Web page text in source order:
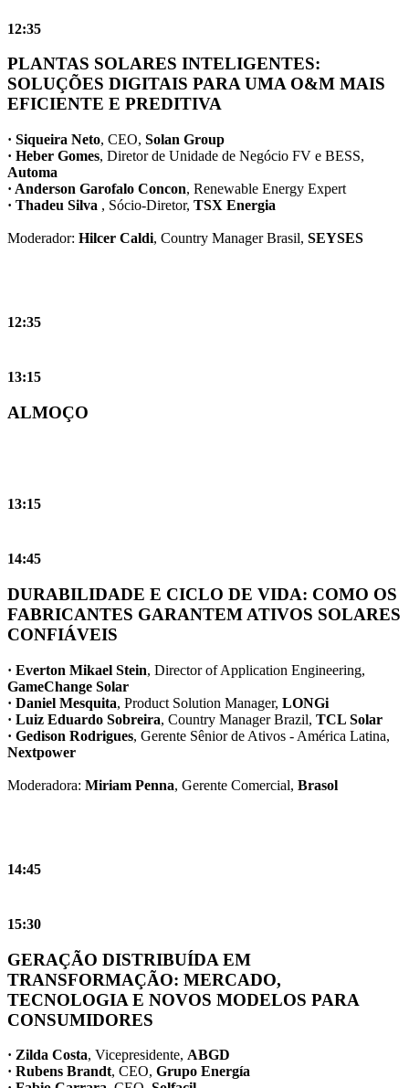
12:35
PLANTAS SOLARES INTELIGENTES:
SOLUÇÕES DIGITAIS PARA UMA O&M MAIS
EFICIENTE E PREDITIVA
· Siqueira Neto, CEO, Solan Group
· Heber Gomes, Diretor de Unidade de Negócio FV e BESS,
Automa
· Anderson Garofalo Concon, Renewable Energy Expert
· Thadeu Silva , Sócio-Diretor, TSX Energia
Moderador: Hilcer Caldi, Country Manager Brasil, SEYSES
12:35
13:15
ALMOÇO
13:15
14:45
DURABILIDADE E CICLO DE VIDA: COMO OS
FABRICANTES GARANTEM ATIVOS SOLARES
CONFIÁVEIS
· Everton Mikael Stein, Director of Application Engineering,
GameChange Solar
· Daniel Mesquita, Product Solution Manager, LONGi
· Luiz Eduardo Sobreira, Country Manager Brazil, TCL Solar
· Gedison Rodrigues, Gerente Sênior de Ativos - América Latina,
Nextpower
Moderadora: Miriam Penna, Gerente Comercial, Brasol
14:45
15:30
GERAÇÃO DISTRIBUÍDA EM
TRANSFORMAÇÃO: MERCADO,
TECNOLOGIA E NOVOS MODELOS PARA
CONSUMIDORES
· Zilda Costa, Vicepresidente, ABGD
· Rubens Brandt, CEO, Grupo Energía